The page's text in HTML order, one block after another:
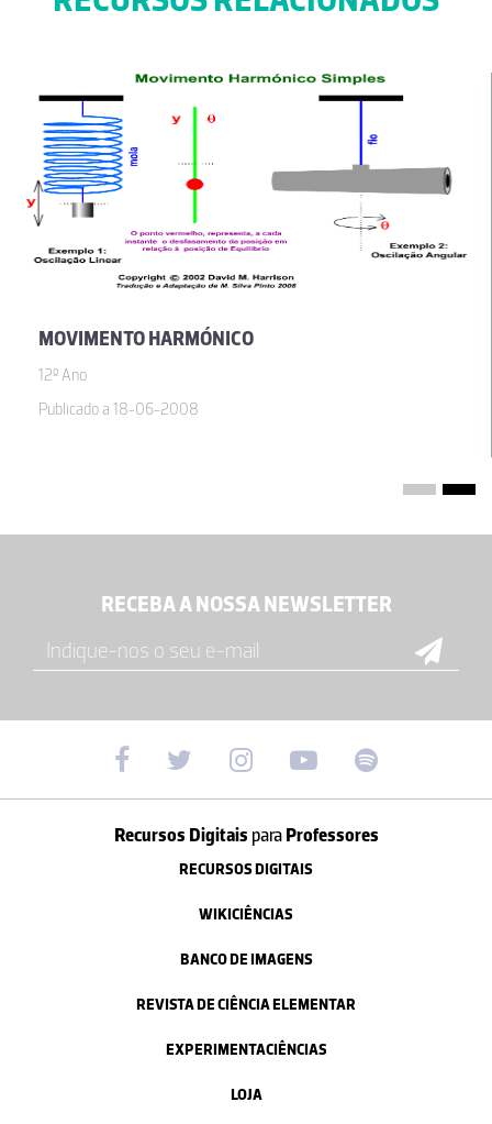
MOVIMENTO HARMÓNICO
12º Ano
Publicado a 18-06-2008
RECEBA A NOSSA NEWSLETTER
Recursos Digitais paraProfessores
RECURSOS DIGITAIS
WIKICIÊNCIAS
BANCO DE IMAGENS
REVISTA DE CIÊNCIA ELEMENTAR
EXPERIMENTACIÊNCIAS
LOJA